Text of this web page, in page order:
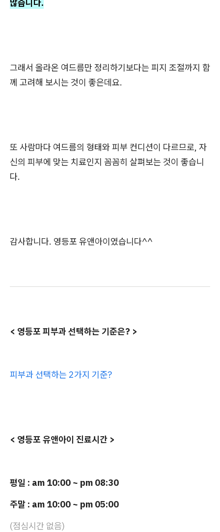
많습니다.
그래서 올라온 여드름만 정리하기보다는 피지 조절까지 함
께 고려해 보시는 것이 좋은데요.
또 사람마다 여드름의 형태와 피부 컨디션이 다르므로, 자
신의 피부에 맞는 치료인지 꼼꼼히 살펴보는 것이 좋습니
다.
감사합니다. 영등포 유앤아이였습니다^^
< 영등포 피부과 선택하는 기준은? >
피부과 선택하는 2가지 기준?
< 영등포 유앤아이 진료시간 >
평일 : am 10:00 ~ pm 08:30
주말 : am 10:00 ~ pm 05:00
(점심시간 없음)